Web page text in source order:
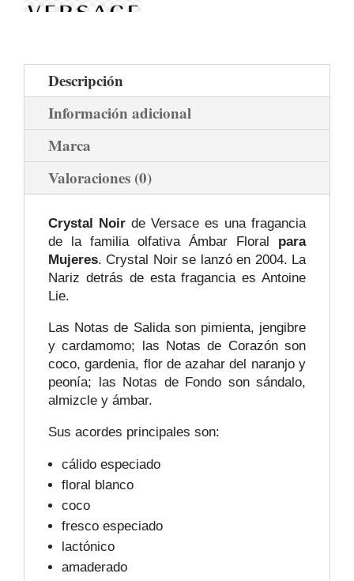
Descripción
Información adicional
Marca
Valoraciones (0)
Crystal Noir de Versace es una fragancia
de la familia olfativa Ámbar Floral
para
Mujeres. Crystal Noir se lanzó en 2004. La
Nariz detrás de esta fragancia es Antoine
Lie.
Las Notas de Salida son pimienta, jengibre
y cardamomo; las Notas de Corazón son
coco, gardenia, flor de azahar del naranjo y
peonía; las Notas de Fondo son sándalo,
almizcle y ámbar.
Sus acordes principales son:
cálido especiado
floral blanco
coco
fresco especiado
lactónico
amaderado